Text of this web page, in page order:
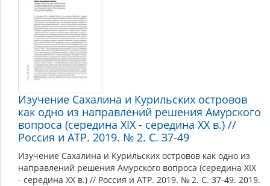
Изучение Сахалина и Курильских островов
как одно из направлений решения Амурского
вопроса (середина XIX - середина ХХ в.) //
Россия и АТР. 2019. № 2. С. 37-49
Изучение Сахалина и Курильских островов как одно из
направлений решения Амурского вопроса (середина XIX
- середина ХХ в.) // Россия и АТР. 2019. № 2. С. 37-49. 2019.